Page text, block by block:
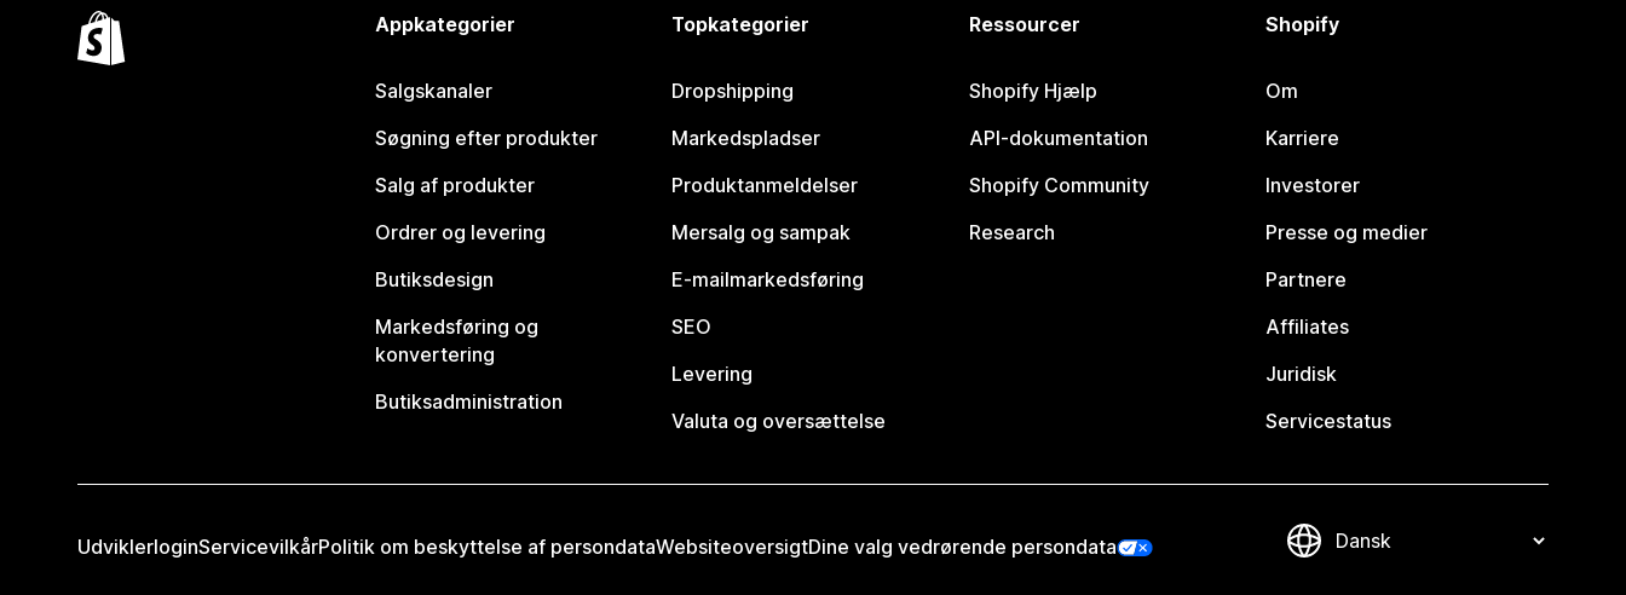
Appkategorier
Salgskanaler
Søgning efter produkter
Salg af produkter
Ordrer og levering
Butiksdesign
Markedsføring og
konvertering
Butiksadministration
Topkategorier
Dropshipping
Markedspladser
Produktanmeldelser
Mersalg og sampak
E-mailmarkedsføring
SEO
Levering
Valuta og oversættelse
Ressourcer
Shopify Hjælp
API-dokumentation
Shopify Community
Research
Shopify
Om
Karriere
Investorer
Presse og medier
Partnere
Affiliates
Juridisk
Servicestatus
UdviklerloginServicevilkårPolitik om beskyttelse af persondataWebsiteoversigtDine valg vedrørende persondata